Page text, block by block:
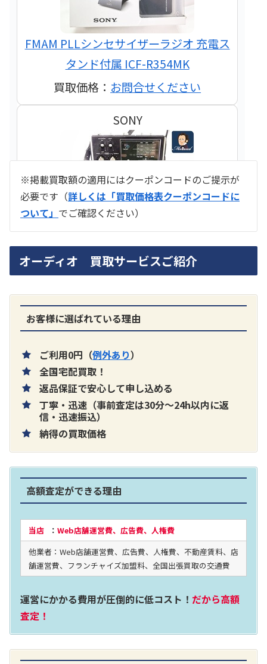
FMAM PLLシンセサイザーラジオ 充電ス
タンド付属 ICF-R354MK
買取価格： お問合せください
SONY
買取価格：お問合せください
SONY
片耳巻き取りイヤホン内蔵ラジオ SRF-
2024年12月更新 オーディオ買取価格
LUXKIT
※掲載買取額の適用にはクーポンコードのご提示が
必要です（詳しくは「買取価格表クーポンコードに
ついて」 でご確認ください）
オーディオ 買取サービスご紹介
お客様に選ばれている理由
ご利用0円（例外あり）
全国宅配買取！
返品保証で安心して申し込める
丁寧・迅速（事前査定は30分～24h以内に返
信・迅速振込）
納得の買取価格
高額査定ができる理由
当店： Web店舗運営費、広告費、人権費
他業者：Web店舗運営費、広告費、人権費、不動産賃料、店
舗運営費、フランチャイズ加盟料、全国出張買取の交通費
運営にかかる費用が圧倒的に低コスト！ だから高額
査定！